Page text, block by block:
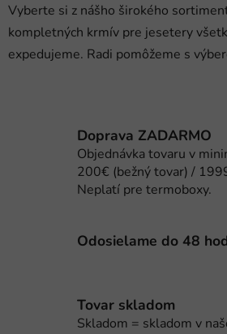
d
a
c
v
k
y
v
p
i
Vyberte si z nášho širokého
kompletných krmív pre jesetery
expedujeme. Radi pomôžeme s
Doprava ZADARMO
Objednávka tovaru v
200€ (bežný tovar) /
Neplatí pre termoboxy.
Odosielame do 48
Tovar skladom
Skladom = skladom v